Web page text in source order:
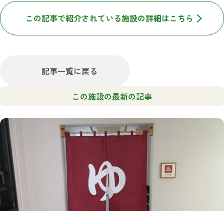
この記事で紹介されている施設の詳細はこちら
記事一覧に戻る
この施設の最新の記事